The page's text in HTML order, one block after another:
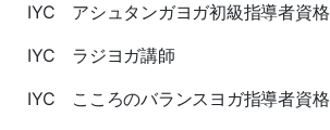
IYC アシュタンガヨガ初級指導者資格
IYC ラジヨガ講師
IYC こころのバランスヨガ指導者資格